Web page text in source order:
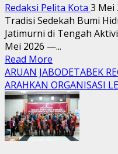
Redaksi Pelita Kota 3 Mei
Tradisi Sedekah Bumi
Jatimurni di Tengah
Mei 2026 —...
Read More
more
about
Tradisi
Sedekah
Bumi
Hidupkan
ARUAN JABODETABEK
ARAHKAN ORGANISASI